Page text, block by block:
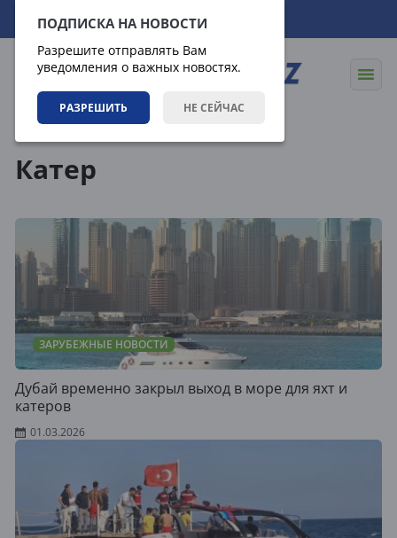
ПОДПИСКА НА НОВОСТИ
Разрешите отправлять Вам
уведомления о важных новостях.
РАЗРЕШИТЬ НЕ СЕЙЧАС
07.08.2026 15:52:05
Катер
ЗАРУБЕЖНЫЕ НОВОСТИ
Дубай временно закрыл выход в море для яхт и
катеров
01.03.2026